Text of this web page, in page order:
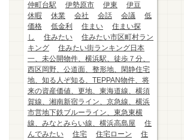
仲町台駅
伊勢原市 伊東
伊豆
休暇
休業 会社 会話 会議
低
価格
低金利 住まい
住まい探
し
住みたい
住みたい市区町村ラン
キング
住みたい街ランキング日本
一、未公開物件、横浜駅、徒歩７分、
西区岡野、公道面、整形地、閑静住宅
地、知る人ぞ知る、TEPPAN物件、将
来の資産価値、更地、東海道線、横須
賀線、湘南新宿ライン、京急線、横浜
市営地下鉄ブルーライン、東急東横
線、みなとみらい線、横浜高島屋
住
んでみたい
住宅 住宅ローン
住